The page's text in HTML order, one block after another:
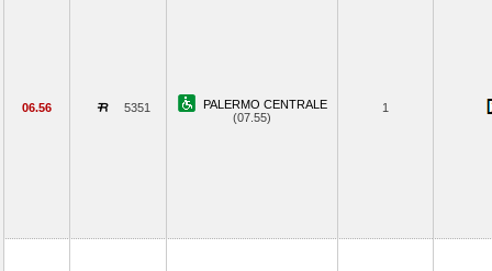
06.56 5351
PALERMO CENTRALE
(07.55)
1